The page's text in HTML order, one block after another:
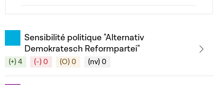
Sensibilité politique "Alternativ
Demokratesch Reformpartei"
(+) 4 (-) 0 (O) 0 (nv) 0